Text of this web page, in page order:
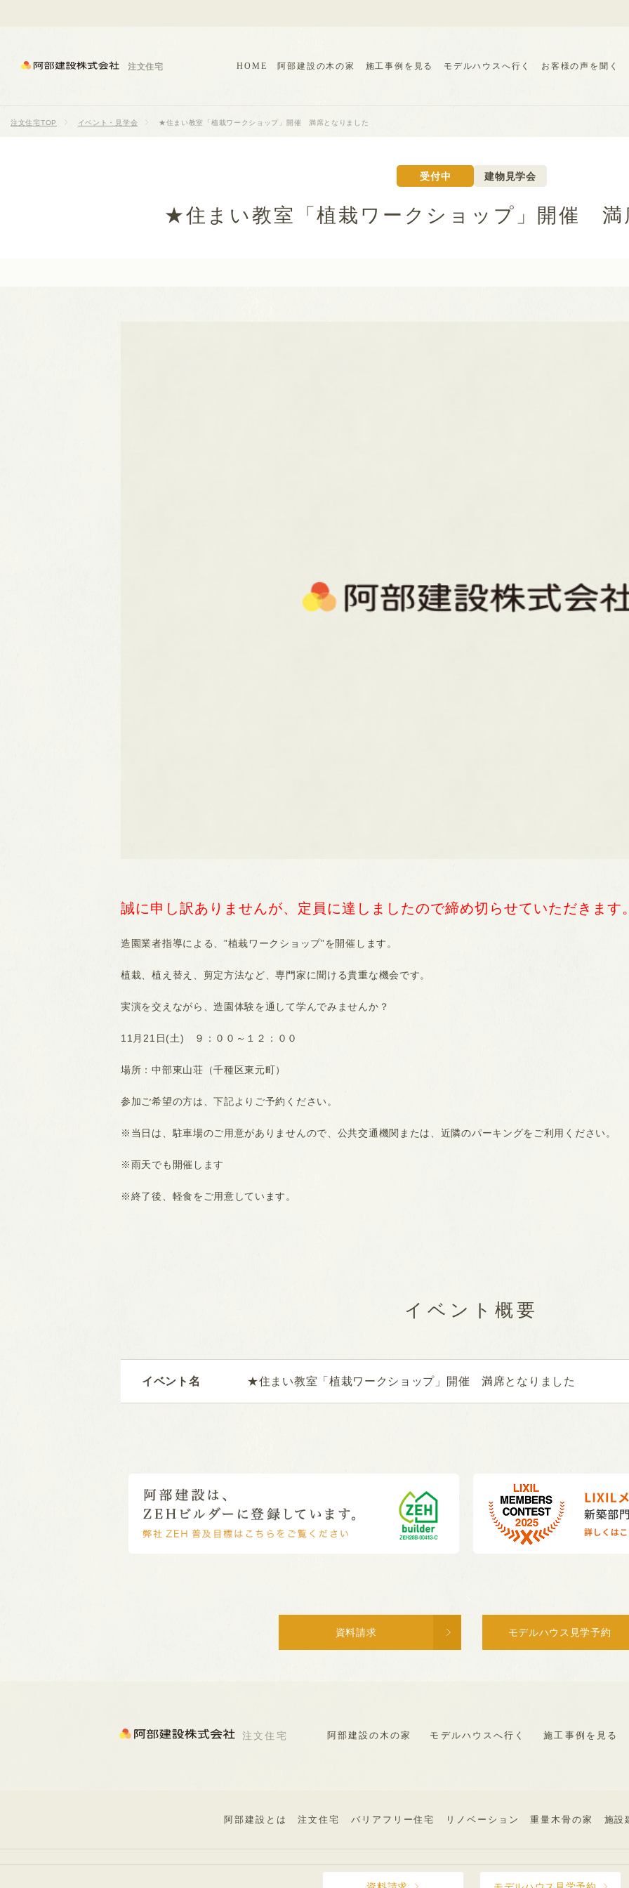
注文住宅 HOME 阿部建設の木の家 施工事例を見る モデルハウスへ行く お客様の声を聞く
注文住宅TOP イベント・見学会 ★住まい教室「植栽ワークショップ」開催 満席となりました
受付中 建物見学会
★住まい教室「植栽ワークショップ」開催 満
誠に申し訳ありませんが、定員に達しましたので締め切らせていただきます
造園業者指導による、”植栽ワークショップ”を開催します。
植栽、植え替え、剪定方法など、専門家に聞ける貴重な機会です。
実演を交えながら、造園体験を通して学んでみませんか？
11月21日(土) ９：００～１２：００
場所：中部東山荘（千種区東元町）
参加ご希望の方は、下記よりご予約ください。
※当日は、駐車場のご用意がありませんので、公共交通機関または、近隣のパーキングをご利用ください。
※雨天でも開催します
※終了後、軽食をご用意しています。
イベント概要
イベント名 ★住まい教室「植栽ワークショップ」開催 満席となりました
資料請求 モデルハウス見学予約
注文住宅 阿部建設の木の家 モデルハウスへ行く 施工事例を見る
阿部建設とは 注文住宅 バリアフリー住宅 リノベーション 重量木骨の家 施設